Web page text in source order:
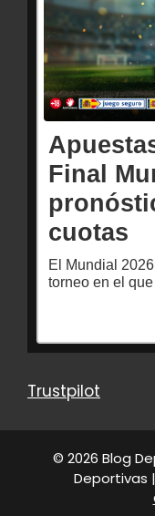
Final
cuotas
El Mundial
torneo en el
Trustpilot
© 2026 Blog
Deportivas